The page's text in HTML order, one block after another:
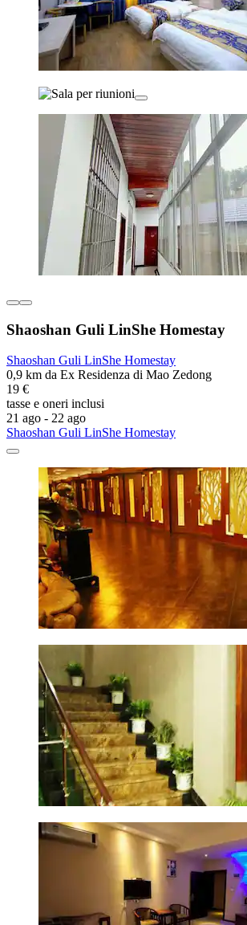
Shaoshan Guli LinShe Homestay
Shaoshan Guli LinShe Homestay
0,9 km da Ex Residenza di Mao Zedong
19 €
tasse e oneri inclusi
21 ago - 22 ago
Shaoshan Guli LinShe Homestay